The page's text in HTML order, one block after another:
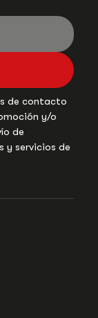
de contacto
y/o
de
y servicios de